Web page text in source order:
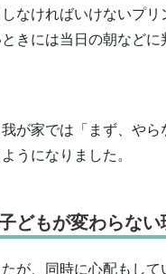
なければいけないプ
きには当日の朝など
が家では「まず、や
うになりました。
どもが変わらない
が、同時に心配もし